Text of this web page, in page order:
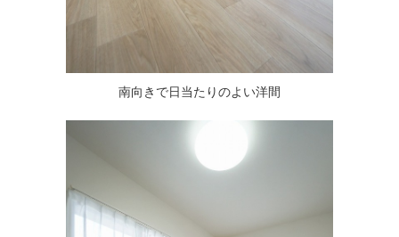
南向きで日当たりのよい洋間